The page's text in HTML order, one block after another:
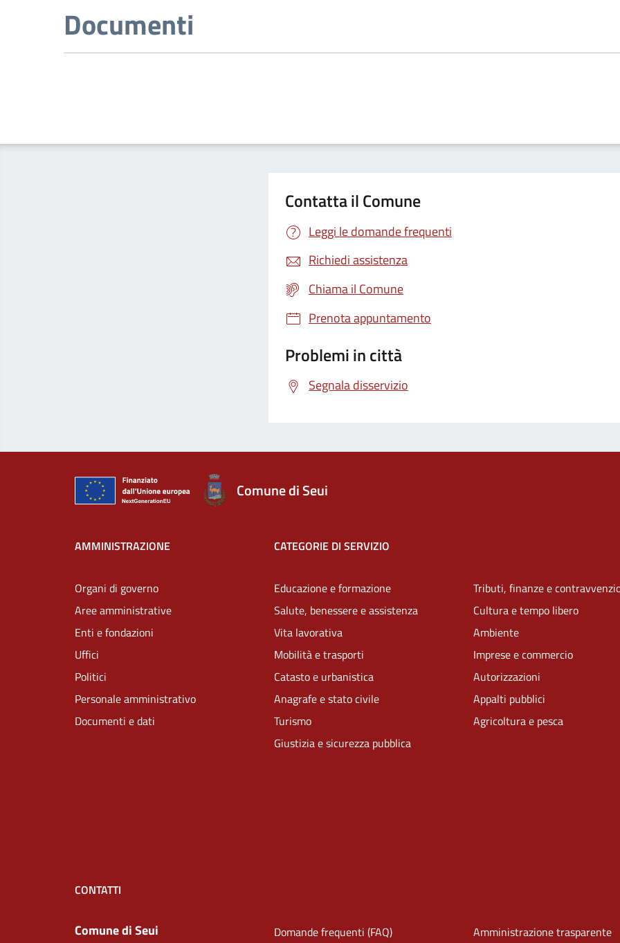
Documenti
Contatta il Comune
Leggi le domande frequenti
Richiedi assistenza
Chiama il Comune
Prenota appuntamento
Problemi in città
Segnala disservizio
Comune di Seui
AMMINISTRAZIONE
Organi di governo
Aree amministrative
Enti e fondazioni
Uffici
Politici
Personale amministrativo
Documenti e dati
CATEGORIE DI SERVIZIO
Educazione e formazione
Salute, benessere e assistenza
Vita lavorativa
Mobilità e trasporti
Catasto e urbanistica
Anagrafe e stato civile
Turismo
Giustizia e sicurezza pubblica
Tributi, finanze e
Cultura e tempo libero
Ambiente
Imprese e commercio
Autorizzazioni
Appalti pubblici
Agricoltura e pesca
CONTATTI
Comune di Seui
Domande frequenti (FAQ) Amministrazione trasparente